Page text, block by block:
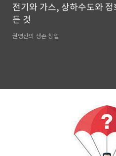
전기와 가스, 상하수도와
든 것
권영산의 생존 창업